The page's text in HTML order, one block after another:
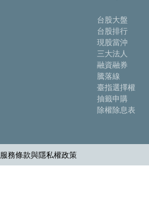
台股大盤
台股排行
現股當沖
三大法人
融資融券
騰落線
臺指選擇權
抽籤申購
除權除息表
服務條款與隱私權政策